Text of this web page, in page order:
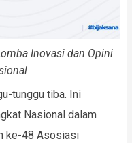
Inovasi dan Opini
tunggu tiba. Ini
Nasional dalam
ke-48 Asosiasi